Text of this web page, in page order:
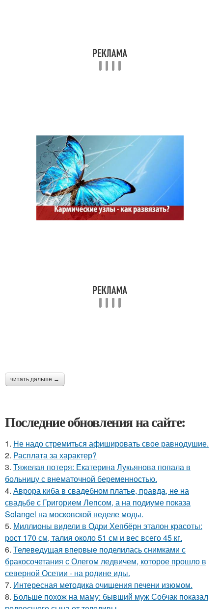
читать дальше →
Последние обновления на сайте:
1. Hе надо стремиться афишировать свое равнодушие.
2. Расплата за характер?
3. Тяжелая потеря: Екатерина Лукьянова попала в
больницу с внематочной беременностью.
4. Аврора киба в свадебном платье, правда, не на
свадьбе с Григорием Лепсом, а на подиуме показа
Solangel на московской неделе моды.
5. Миллионы видели в Одри Хепбёрн эталон красоты:
рост 170 см, талия около 51 см и вес всего 45 кг.
6. Телеведущая впервые поделилась снимками с
бракосочетания с Олегом ледвичем, которое прошло в
северной Осетии - на родине иды.
7. Интересная методика очищения печени изюмом.
8. Больше похож на маму: бывший муж Собчак показал